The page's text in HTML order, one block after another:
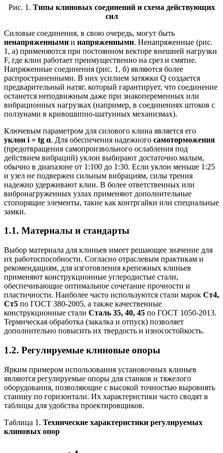
Рис. 1. Типы клиновых соединений и схема действующих
сил
Силовые соединения, в свою очередь, могут быть
ненапряженными и напряженными. Ненапряженные (рис.
1, а) применяются при постоянном векторе внешней нагрузки
F, где клин работает преимущественно на срез и смятие.
Напряженные соединения (рис. 1, б) являются более
распространенными. В них усилием затяжки Q создается
предварительный натяг, который гарантирует, что соединение
останется неподвижным даже при знакопеременных или
вибрационных нагрузках (например, в соединениях штоков с
ползунами в кривошипно-шатунных механизмах).
Ключевым параметром для силового клина является его
уклон i = tg α. Для обеспечения надежного самоторможения
(предотвращения самопроизвольного ослабления под
действием вибраций) уклон выбирают достаточно малым,
обычно в диапазоне от 1:100 до 1:30. Если уклон меньше 1:25
и узел не подвержен сильным вибрациям, силы трения
надежно удерживают клин. В более ответственных или
вибронагруженных узлах применяют дополнительные
стопорящие элементы, такие как контргайки или специальные
замки.
1.1. Материалы и стандарты
Выбор материала для клиньев имеет решающее значение для
их работоспособности. Согласно отраслевым практикам и
рекомендациям, для изготовления крепежных клиньев
применяют конструкционные углеродистые стали,
обеспечивающие оптимальное сочетание прочности и
пластичности. Наиболее часто используются стали марок Ст4,
Ст5 по ГОСТ 380-2005, а также качественные
конструкционные стали Сталь 35, 40, 45 по ГОСТ 1050-2013.
Термическая обработка (закалка и отпуск) позволяет
дополнительно повысить их твердость и износостойкость.
1.2. Регулируемые клиновые опоры
Ярким примером использования установочных клиньев
являются регулируемые опоры для станков и тяжелого
оборудования, позволяющие с высокой точностью выровнять
станину по горизонтали. Их характеристики часто сводят в
таблицы для удобства проектировщиков.
Таблица 1. Технические характеристики регулируемых
клиновых опор